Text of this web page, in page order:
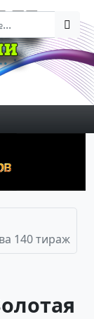
140 тираж